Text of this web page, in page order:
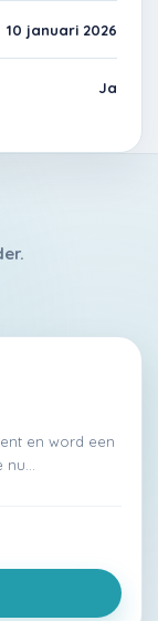
10 januari 2026
Ja
en word een